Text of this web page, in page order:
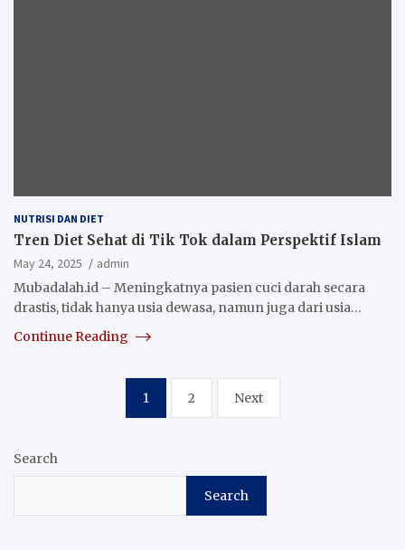
NUTRISI DAN DIET
Tren Diet Sehat di Tik Tok dalam Perspektif Islam
May 24, 2025
admin
Mubadalah.id – Meningkatnya pasien cuci darah secara
drastis, tidak hanya usia dewasa, namun juga dari usia…
Continue Reading
pagination
1 2 Next
Search
Search